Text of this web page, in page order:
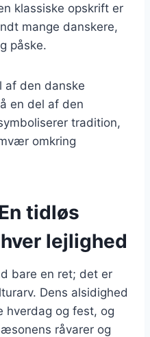
klassiske opskrift er
mange danskere,
påske.
af den danske
en del af den
tradition,
omkring
tidløs
lejlighed
bare en ret; det er
Dens alsidighed
hverdag og fest, og
råvarer og